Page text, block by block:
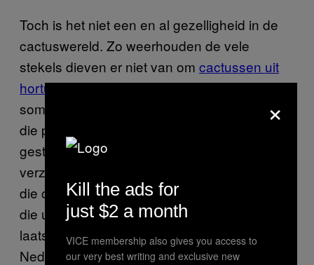
Toch is het niet een en al gezelligheid in de
cactuswereld. Zo weerhouden de vele
stekels dieven er niet van om cactussen uit
hortussen te jatten, vertelde Anton. “Van
sommige cactussen ga je hallucineren, en
die psychoactieve planten worden regelmatig
gestolen.” Ook de politie is sommige
verzamelaars een doorn in het oog, omdat
die controleert op beschermde plantsoorten
die uit de natuur worden geroofd. “Er werd
laatst nog een inval gedaan bij een
Nederlandse verzamelaar, en toen zijn er een
×
Kill the ads for
just $2 a month
VICE membership also gives you access to
our very best writing and exclusive new